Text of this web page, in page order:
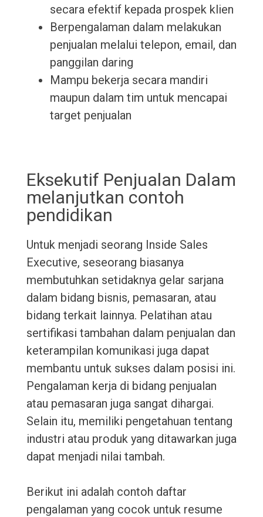
secara efektif kepada prospek klien
Berpengalaman dalam melakukan
penjualan melalui telepon, email, dan
panggilan daring
Mampu bekerja secara mandiri
maupun dalam tim untuk mencapai
target penjualan
Eksekutif Penjualan Dalam
melanjutkan contoh
pendidikan
Untuk menjadi seorang Inside Sales
Executive, seseorang biasanya
membutuhkan setidaknya gelar sarjana
dalam bidang bisnis, pemasaran, atau
bidang terkait lainnya. Pelatihan atau
sertifikasi tambahan dalam penjualan dan
keterampilan komunikasi juga dapat
membantu untuk sukses dalam posisi ini.
Pengalaman kerja di bidang penjualan
atau pemasaran juga sangat dihargai.
Selain itu, memiliki pengetahuan tentang
industri atau produk yang ditawarkan juga
dapat menjadi nilai tambah.
Berikut ini adalah contoh daftar
pengalaman yang cocok untuk resume